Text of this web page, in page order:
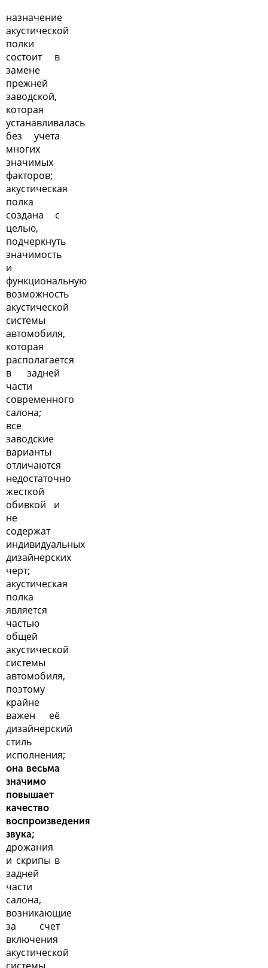
назначение
акустической
полки
состоит в
замене
прежней
заводской,
которая
устанавливалась
без учета
многих
значимых
факторов;
акустическая
полка
создана с
целью,
подчеркнуть
значимость
и
функциональную
возможность
акустической
системы
автомобиля,
которая
располагается
в задней
части
современного
салона;
все
заводские
варианты
отличаются
недостаточно
жесткой
обивкой и
не
содержат
индивидуальных
дизайнерских
черт;
акустическая
полка
является
частью
общей
акустической
системы
автомобиля,
поэтому
крайне
важен её
дизайнерский
стиль
исполнения;
она весьма
значимо
повышает
качество
воспроизведения
звука;
дрожания
и скрипы в
задней
части
салона,
возникающие
за счет
включения
акустической